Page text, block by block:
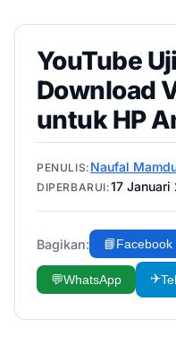
YouTube
Download
untuk HP
PENULIS: Naufal
DIPERBARUI:17 Januari
Bagikan: 📘Facebook
💬WhatsApp ✈️